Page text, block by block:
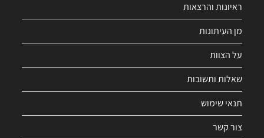
ראיונות והרצאות
מן העיתונות
על הצוות
שאלות ותשובות
תנאי שימוש
צור קשר